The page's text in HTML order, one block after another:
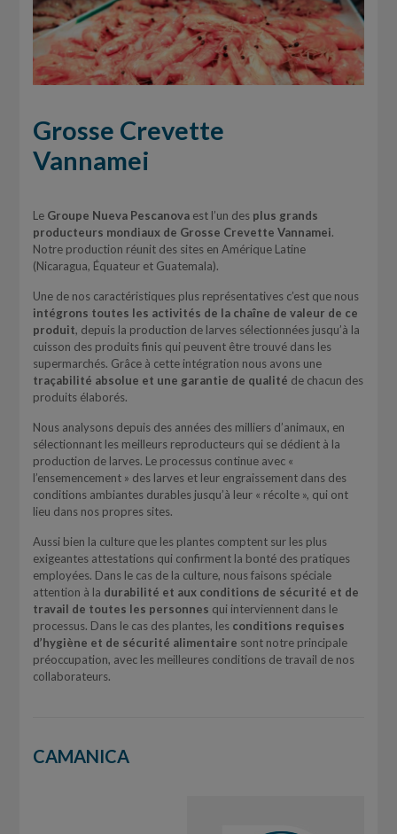
Grosse Crevette
Vannamei
Le Groupe Nueva Pescanovaest l’un des plus grands
producteurs mondiaux de Grosse Crevette Vannamei.
Notre production réunit des sites en Amérique Latine
(Nicaragua, Équateur et Guatemala).
Une de nos caractéristiques plus représentatives c’est que nous
intégrons toutes les activités de la chaîne de valeur de ce
produit, depuis la production de larves sélectionnées jusqu’à la
cuisson des produits finis qui peuvent être trouvé dans les
supermarchés. Grâce à cette intégration nous avons une
traçabilité absolue et une garantie de qualité de chacun des
produits élaborés.
Nous analysons depuis des années des milliers d’animaux, en
sélectionnant les meilleurs reproducteurs qui se dédient à la
production de larves. Le processus continue avec «
l’ensemencement » des larves et leur engraissement dans des
conditions ambiantes durables jusqu’à leur « récolte », qui ont
lieu dans nos propres sites.
Aussi bien la culture que les plantes comptent sur les plus
exigeantes attestations qui confirment la bonté des pratiques
employées. Dans le cas de la culture, nous faisons spéciale
attention à la durabilité et aux conditions de sécurité et de
travail de toutes les personnes qui interviennent dans le
processus. Dans le cas des plantes, les conditions requises
d’hygiène et de sécurité alimentaire sont notre principale
préoccupation, avec les meilleures conditions de travail de nos
collaborateurs.
CAMANICA